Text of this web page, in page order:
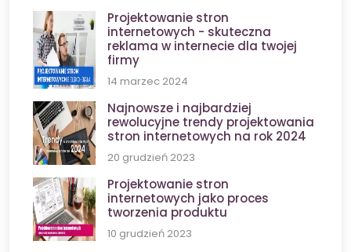
Projektowanie stron
internetowych - skuteczna
reklama w internecie dla twojej
firmy
14 marzec 2024
Najnowsze i najbardziej
rewolucyjne trendy projektowania
stron internetowych na rok 2024
20 grudzień 2023
Projektowanie stron
internetowych jako proces
tworzenia produktu
10 grudzień 2023